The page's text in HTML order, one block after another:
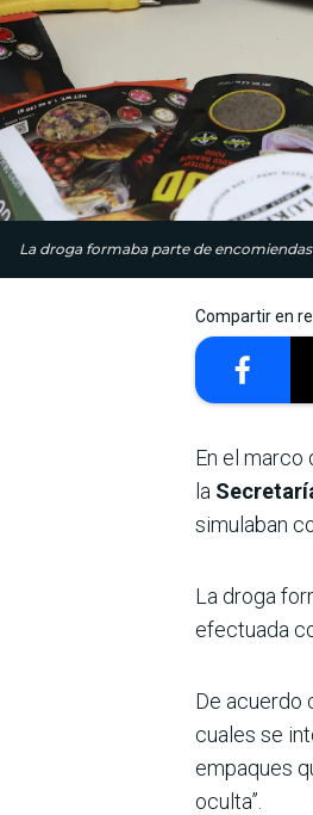
La droga formaba parte de
Compartir en
En el marco
la
simulaban
La droga
efectuada
De acuerdo
cuales se
empaques
oculta”.